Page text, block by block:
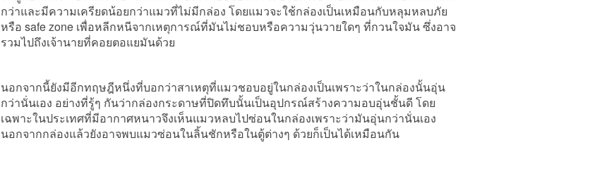
กว่าและมีความเครียดน้อยกว่าแมวที่ไม่มีกล่อง โดยแมวจะใช้กล่องเป็นเหมือนกับหลุมหลบภัย
หรือ safe zone เพื่อหลีกหนีจากเหตุการณ์ที่มันไม่ชอบหรือความวุ่นวายใดๆ ที่กวนใจมัน ซึ่งอาจ
รวมไปถึงเจ้านายที่คอยตอแยมันด้วย
นอกจากนี้ยังมีอีกทฤษฎีหนึ่งที่บอกว่าสาเหตุที่แมวชอบอยู่ในกล่องเป็นเพราะว่าในกล่องนั้นอุ่น
กว่านั่นเอง อย่างที่รู้ๆ กันว่ากล่องกระดาษที่ปิดทึบนั้นเป็นอุปกรณ์สร้างความอบอุ่นชั้นดี โดย
เฉพาะในประเทศที่มีอากาศหนาวจึงเห็นแมวหลบไปซ่อนในกล่องเพราะว่ามันอุ่นกว่านั่นเอง
นอกจากกล่องแล้วยังอาจพบแมวซ่อนในลิ้นชักหรือในตู้ต่างๆ ด้วยก็เป็นได้เหมือนกัน